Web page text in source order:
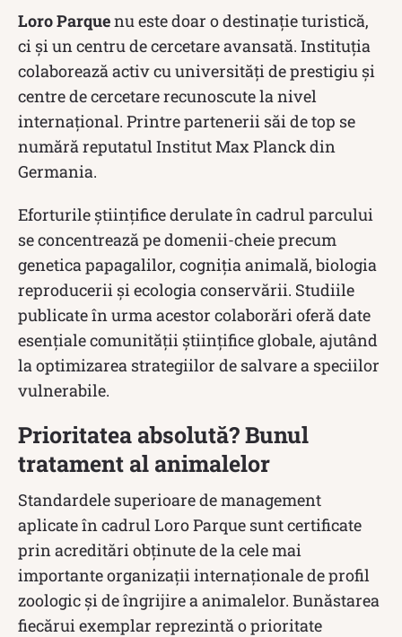
Loro Parquenu este doar o destinație turistică,
ci și un centru de cercetare avansată. Instituția
colaborează activ cu universități de prestigiu și
centre de cercetare recunoscute la nivel
internațional. Printre partenerii săi de top se
numără reputatul Institut Max Planck din
Germania.
Eforturile științifice derulate în cadrul parcului
se concentrează pe domenii-cheie precum
genetica papagalilor, cogniția animală, biologia
reproducerii și ecologia conservării. Studiile
publicate în urma acestor colaborări oferă date
esențiale comunității științifice globale, ajutând
la optimizarea strategiilor de salvare a speciilor
vulnerabile.
Prioritatea absolută? Bunul
tratament al animalelor
Standardele superioare de management
aplicate în cadrul Loro Parque sunt certificate
prin acreditări obținute de la cele mai
importante organizații internaționale de profil
zoologic și de îngrijire a animalelor. Bunăstarea
fiecărui exemplar reprezintă o prioritate